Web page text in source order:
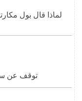
لماذا قال بول
توقف عن